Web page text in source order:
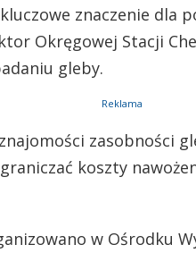
znaczenie dla
Okręgowej Stacji
gleby.
Reklama
zasobności
koszty
w Ośrodku